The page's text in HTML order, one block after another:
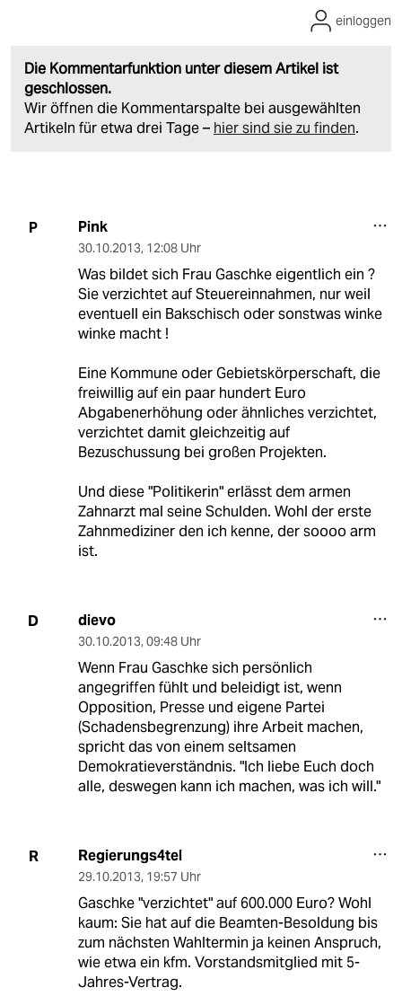
Die Kommentarfunktion unter diesem Artikel ist
geschlossen.
Wir öffnen die Kommentarspalte bei ausgewählten
Artikeln für etwa drei Tage – hier sind sie zu finden.
einloggen
P Pink
30.10.2013, 12:08 Uhr
Was bildet sich Frau Gaschke eigentlich ein ?
Sie verzichtet auf Steuereinnahmen, nur weil
eventuell ein Bakschisch oder sonstwas winke
winke macht !
Eine Kommune oder Gebietskörperschaft, die
freiwillig auf ein paar hundert Euro
Abgabenerhöhung oder ähnliches verzichtet,
verzichtet damit gleichzeitig auf
Bezuschussung bei großen Projekten.
Und diese "Politikerin" erlässt dem armen
Zahnarzt mal seine Schulden. Wohl der erste
Zahnmediziner den ich kenne, der soooo arm
ist.
D dievo
30.10.2013, 09:48 Uhr
Wenn Frau Gaschke sich persönlich
angegriffen fühlt und beleidigt ist, wenn
Opposition, Presse und eigene Partei
(Schadensbegrenzung) ihre Arbeit machen,
spricht das von einem seltsamen
Demokratieverständnis. "Ich liebe Euch doch
alle, deswegen kann ich machen, was ich will."
R Regierungs4tel
29.10.2013, 19:57 Uhr
Gaschke "verzichtet" auf 600.000 Euro? Wohl
kaum: Sie hat auf die Beamten-Besoldung bis
zum nächsten Wahltermin ja keinen Anspruch,
wie etwa ein kfm. Vorstandsmitglied mit 5-
Jahres-Vertrag.